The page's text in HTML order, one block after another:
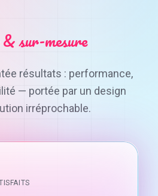
& sur-mesure
résultats : performance,
— portée par un design
irréprochable.